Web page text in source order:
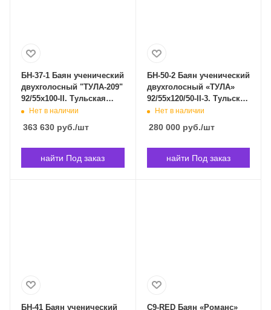
БН-37-1 Баян ученический
двухголосный "ТУЛА-209"
92/55х100-II. Тульская
Гармонь БН-37-1 в
Нет в наличии
363 630 руб./шт
найти Под заказ
БН-50-2 Баян ученический
двухголосный «ТУЛА»
92/55х120/50-II-3. Тульская
Гармонь БН-50-2 в
Нет в наличии
280 000руб./шт
найти Под заказ
БН-41 Баян ученический C9-RED Баян «Романс»